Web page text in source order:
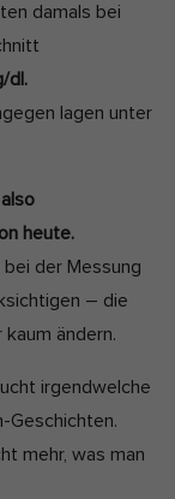
damals bei
dl.
lagen unter
heute.
der Messung
– die
ändern.
irgendwelche
Geschichten.
mehr, was man